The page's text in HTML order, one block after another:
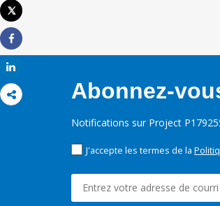
Imprimer
Tweet
Share
Abonnez-
Notifications sur Project
J'accepte les termes de la